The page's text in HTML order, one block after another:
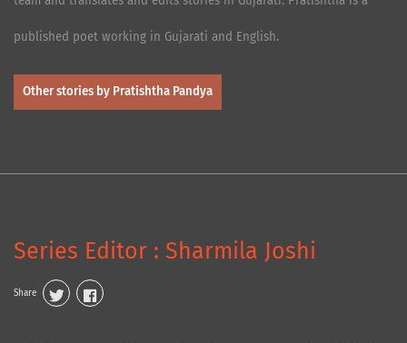
published poet working in Gujarati and English.
Other stories by Pratishtha Pandya
Series Editor : Sharmila Joshi
Share